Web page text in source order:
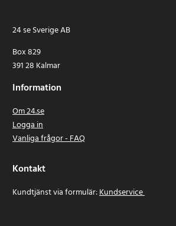
24 se Sverige AB
Box 829
391 28 Kalmar
Information
Om 24.se
Logga in
Vanliga frågor - FAQ
Kontakt
Kundtjänst via formulär:Kundservice